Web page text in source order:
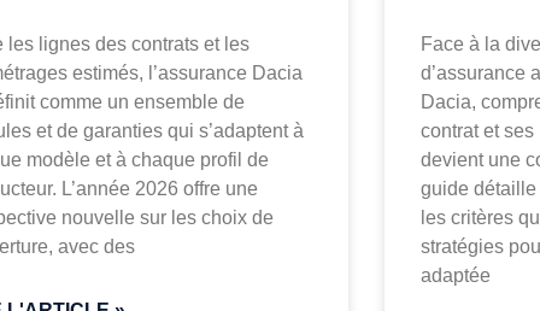
les lignes des contrats et les
estimés, l’assurance Dacia
comme un ensemble de
et de garanties qui s’adaptent à
modèle et à chaque profil de
L’année 2026 offre une
nouvelle sur les choix de
avec des
Face à la
d’assurance
Dacia,
contrat et
devient une
guide
les critères
stratégies
adaptée